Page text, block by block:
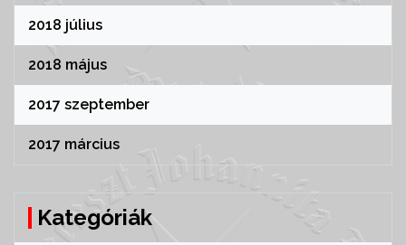
2018 július
2018 május
2017 szeptember
2017 március
Kategóriák